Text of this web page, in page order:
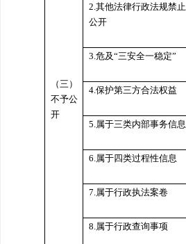
（三）
不予公
开
2. 其他法律行政法规禁止
公开
3. 危及“三安全一稳定”
4. 保护第三方合法权益
5. 属于三类内部事务信息
6. 属于四类过程性信息
7. 属于行政执法案卷
8. 属于行政查询事项